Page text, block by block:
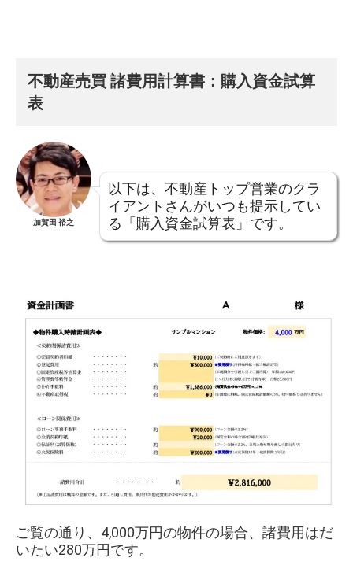
不動産売買 諸費用計算書： 購入資金試算
表
加賀田 裕之
以下は、不動産トップ営業のクラ
イアントさんがいつも提示してい
る「購入資金試算表」です。
ご覧の通り、4,000万円の物件の場合、諸費用はだ
いたい280万円です。